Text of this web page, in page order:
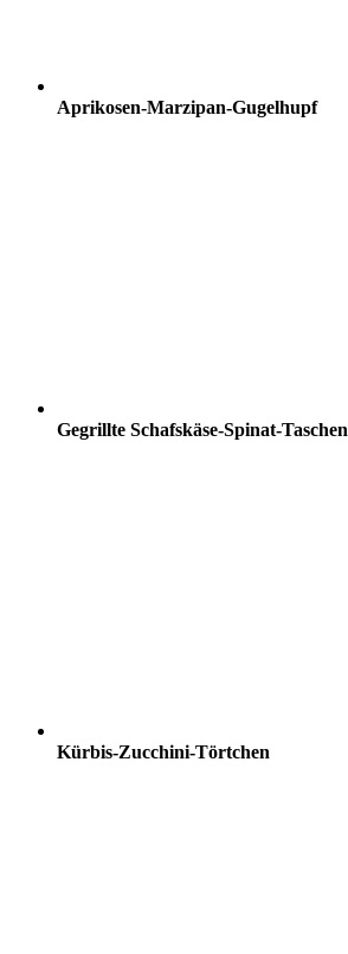
Aprikosen-Marzipan-Gugelhupf
Gegrillte Schafskäse-Spinat-Taschen
Kürbis-Zucchini-Törtchen